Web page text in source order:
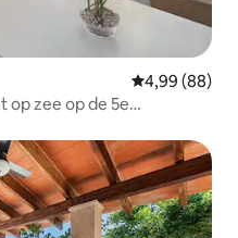
Gemiddelde
4,99 (88)
op zee op de 5e